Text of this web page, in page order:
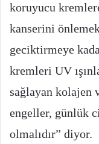
koruyucu
kanserini
geciktirmeye
kremleri UV
sağlayan kolajen
engeller, günlük
olmalıdır” diyor.